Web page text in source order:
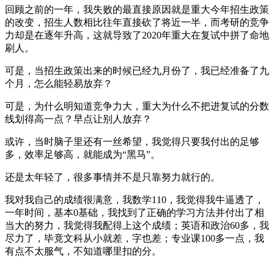
回顾之前的一年，我失败的最直接原因就是重大今年招生政策
的改变，招生人数相比往年直接砍了将近一半，而考研的竞争
力却是在逐年升高，这就导致了2020年重大在复试中拼了命地
刷人。
可是，当招生政策出来的时候已经九月份了，我已经准备了九
个月，怎么能轻易放弃？
可是，为什么明知道竞争力大，重大为什么不把进复试的分数
线划得高一点？早点让别人放弃？
或许，当时脑子里还有一丝希望，我觉得只要我付出的足够
多，效率足够高，就能成为“黑马”。
还是太年轻了，很多事情并不是只靠努力就行的。
我对我自己的成绩很满意，我数学110，我觉得我牛逼透了，
一年时间，基本0基础，我找到了正确的学习方法并付出了相
当大的努力，我觉得我配得上这个成绩；英语和政治60多，我
尽力了，毕竟文科从小就差，字也差；专业课100多一点，我
有点不太服气，不知道哪里扣的分。